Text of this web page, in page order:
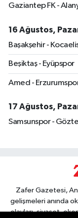
Gaziantep FK -
16 Ağustos,
Başakşehir -
Beşiktaş - Eyüpspor
Amed -
17 Ağustos,
Samsunspor -
Zafer Gazetesi,
gelişmeleri anında
olayları, siyaset,